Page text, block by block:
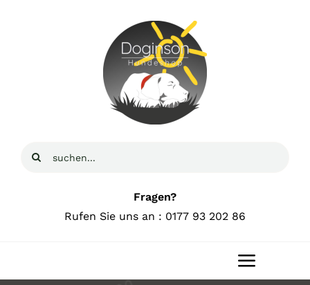
Suche
Fragen?
Rufen Sie uns an : 0177 93 202 86
Toggle